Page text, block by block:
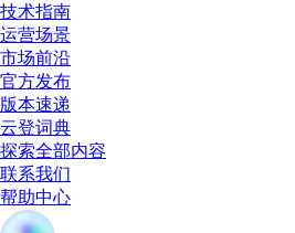
技术指南
运营场景
市场前沿
官方发布
版本速递
云登词典
探索全部内容
联系我们
帮助中心